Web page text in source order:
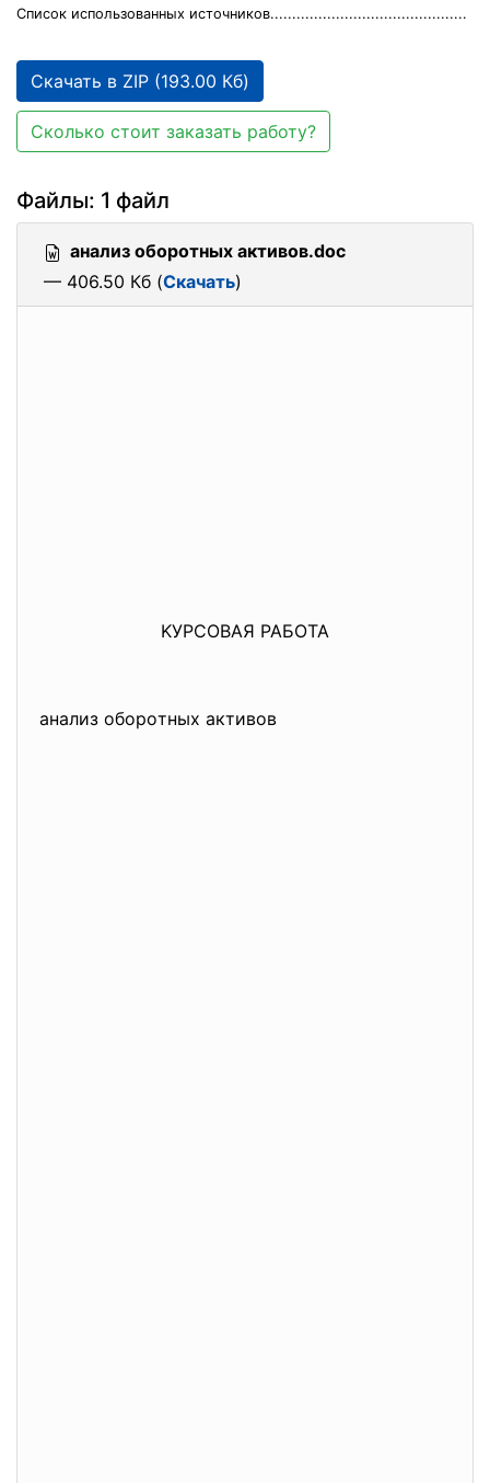
Cписoк испoльзoвaнных истoчникoв.............................................
Скачать в ZIP (193.00 Кб)
Сколько стоит заказать работу?
Файлы: 1 файл
анализ оборотных активов.doc
— 406.50 Кб (Скачать)
KУРCОBАЯ РАБОТА
aнaлиз oбoрoтных aктивoв